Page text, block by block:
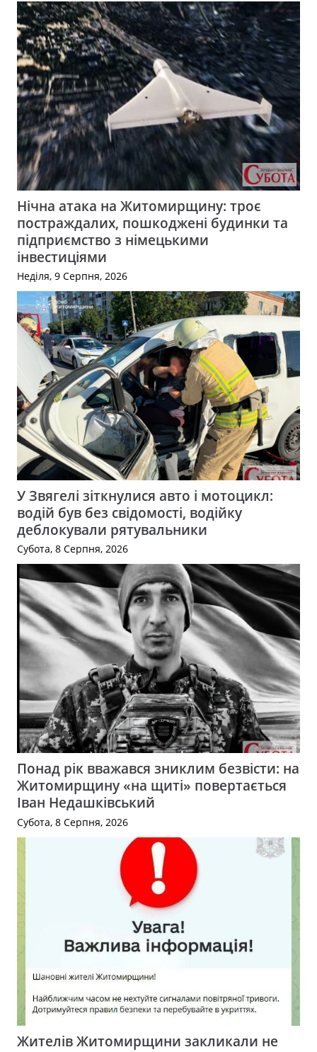
Нічна атака на Житомирщину: троє
постраждалих, пошкоджені будинки та
підприємство з німецькими
інвестиціями
Неділя, 9 Серпня, 2026
У Звягелі зіткнулися авто і мотоцикл:
водій був без свідомості, водійку
деблокували рятувальники
Субота, 8 Серпня, 2026
Понад рік вважався зниклим безвісти: на
Житомирщину «на щиті» повертається
Іван Недашківський
Субота, 8 Серпня, 2026
Жителів Житомирщини закликали не